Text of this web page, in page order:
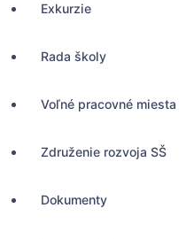
Exkurzie
Rada školy
Voľné pracovné miesta
Združenie rozvoja SŠ
Dokumenty